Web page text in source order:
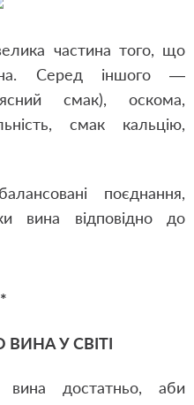
частина того, що
Серед іншого —
смак), оскома,
смак кальцію,
поєднання,
вина відповідно до
У СВІТІ
вина достатньо, аби